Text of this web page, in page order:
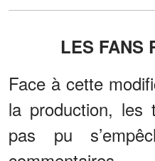
LES FANS
Face à cette
la production, les
pas pu